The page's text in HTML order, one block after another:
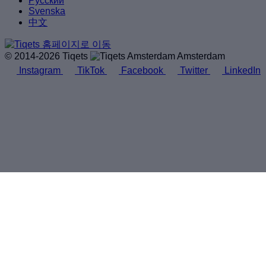
Svenska
中文
© 2014-2026 Tiqets
Amsterdam
Instagram
TikTok Facebook Twitter LinkedIn